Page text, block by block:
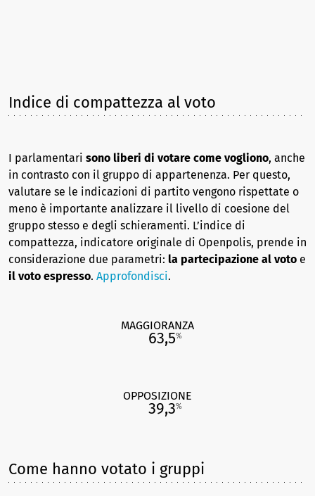
Indice di compattezza al voto
I parlamentari sono liberi di votare come vogliono, anche
in contrasto con il gruppo di appartenenza. Per questo,
valutare se le indicazioni di partito vengono rispettate o
meno è importante analizzare il livello di coesione del
gruppo stesso e degli schieramenti. L’indice di
compattezza, indicatore originale di Openpolis, prende in
considerazione due parametri: la partecipazione al voto e
il voto espresso. Approfondisci.
MAGGIORANZA
63,5%
OPPOSIZIONE
39,3%
Come hanno votato i gruppi